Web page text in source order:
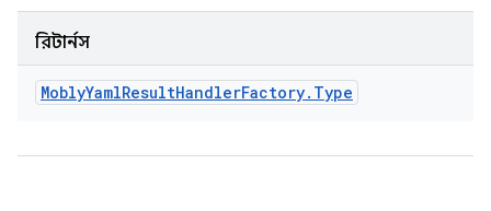
রিটার্নস
MoblyYamlResultHandlerFactory. Type